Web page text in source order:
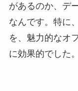
があるのか、デ
なんです。特に
を、魅力的なオ
に効果的でした。